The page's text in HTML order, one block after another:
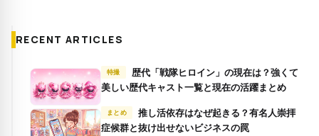
RECENT ARTICLES
特撮
美しい歴代キャスト一覧と現在の活躍まとめ
まとめ
推し活依存はなぜ起きる？有名人崇拝
症候群と抜け出せないビジネスの罠